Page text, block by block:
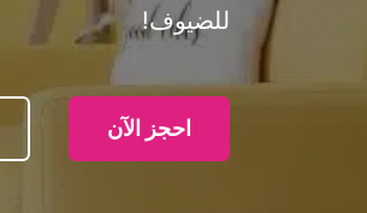
للضيوف!
احجز الآن